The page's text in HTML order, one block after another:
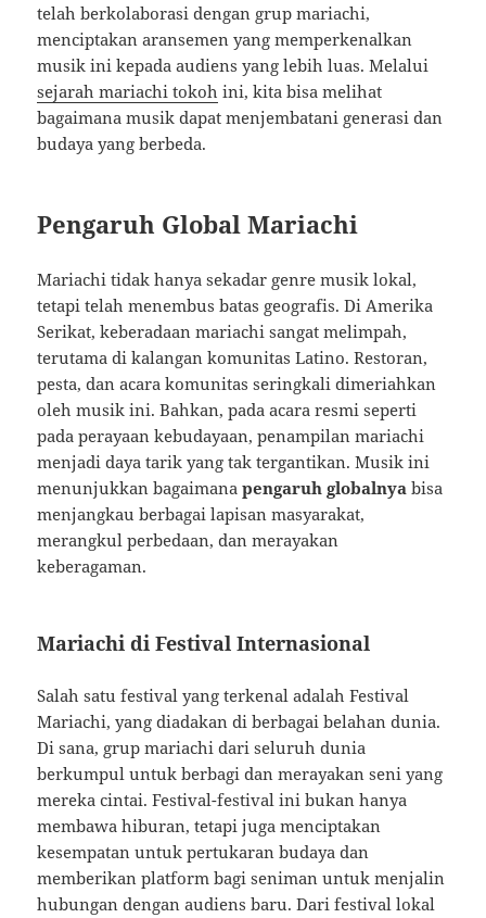
telah berkolaborasi dengan grup mariachi,
menciptakan aransemen yang memperkenalkan
musik ini kepada audiens yang lebih luas. Melalui
sejarah mariachi tokoh ini, kita bisa melihat
bagaimana musik dapat menjembatani generasi dan
budaya yang berbeda.
Pengaruh Global Mariachi
Mariachi tidak hanya sekadar genre musik lokal,
tetapi telah menembus batas geografis. Di Amerika
Serikat, keberadaan mariachi sangat melimpah,
terutama di kalangan komunitas Latino. Restoran,
pesta, dan acara komunitas seringkali dimeriahkan
oleh musik ini. Bahkan, pada acara resmi seperti
pada perayaan kebudayaan, penampilan mariachi
menjadi daya tarik yang tak tergantikan. Musik ini
menunjukkan bagaimanapengaruh globalnya bisa
menjangkau berbagai lapisan masyarakat,
merangkul perbedaan, dan merayakan
keberagaman.
Mariachi di Festival Internasional
Salah satu festival yang terkenal adalah Festival
Mariachi, yang diadakan di berbagai belahan dunia.
Di sana, grup mariachi dari seluruh dunia
berkumpul untuk berbagi dan merayakan seni yang
mereka cintai. Festival-festival ini bukan hanya
membawa hiburan, tetapi juga menciptakan
kesempatan untuk pertukaran budaya dan
memberikan platform bagi seniman untuk menjalin
hubungan dengan audiens baru. Dari festival lokal